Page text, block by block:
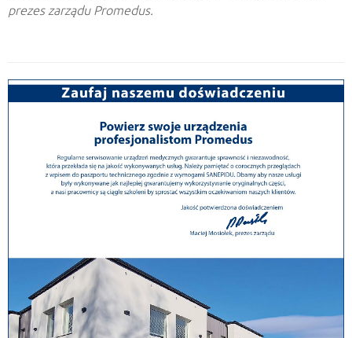
prezes zarządu Promedus.